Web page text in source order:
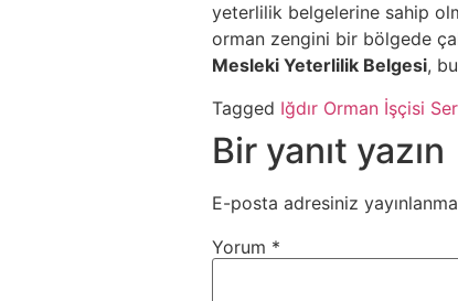
yeterlilik belgelerine sahip
orman zengini bir bölgede
Mesleki Yeterlilik Belgesi,
Tagged Iğdır Orman İşçisi
Bir yanıt yazın
E-posta adresiniz
Yorum *